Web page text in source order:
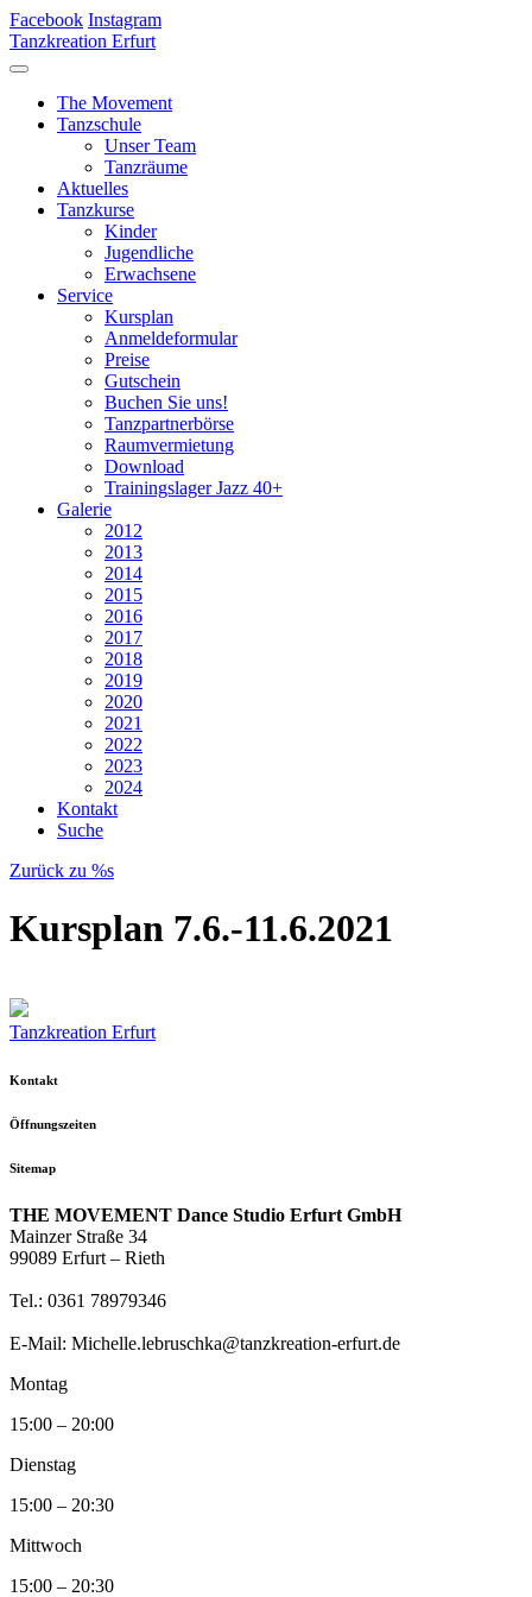
Facebook Instagram
Tanzkreation Erfurt
The Movement
Tanzschule
Unser Team
Tanzräume
Aktuelles
Tanzkurse
Kinder
Jugendliche
Erwachsene
Service
Kursplan
Anmeldeformular
Preise
Gutschein
Buchen Sie uns!
Tanzpartnerbörse
Raumvermietung
Download
Trainingslager Jazz 40+
Galerie
2012
2013
2014
2015
2016
2017
2018
2019
2020
2021
2022
2023
2024
Kontakt
Suche
Zurück zu %s
Kursplan 7.6.-11.6.2021
Tanzkreation Erfurt
Kontakt
Öffnungszeiten
Sitemap
THE MOVEMENT Dance Studio Erfurt GmbH
Mainzer Straße 34
99089 Erfurt – Rieth
Tel.: 0361 78979346
E-Mail: Michelle.lebruschka@tanzkreation-erfurt.de
Montag
15:00 – 20:00
Dienstag
15:00 – 20:30
Mittwoch
15:00 – 20:30